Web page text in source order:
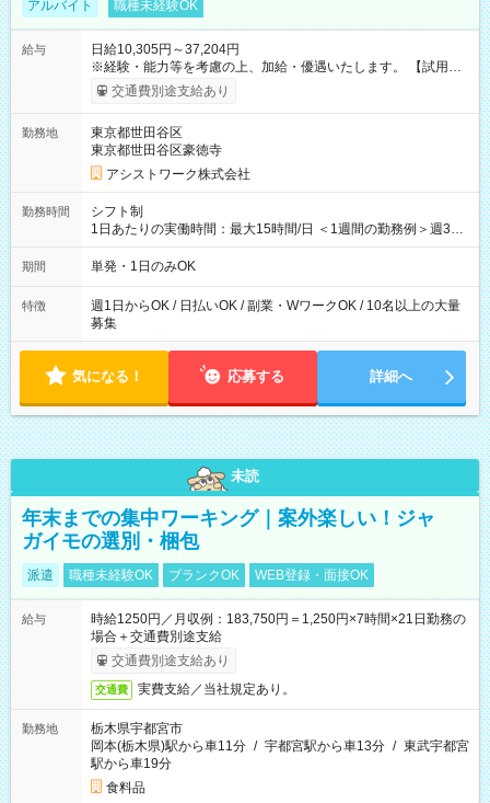
アルバイト 職種未経験OK
給与
日給10,305円～37,204円
※経験・能力等を考慮の上、加給・優遇いたします。 【試用期
間】試用期間なし
交通費別途支給あり
勤務地
東京都世田谷区
東京都世田谷区豪徳寺
アシストワーク株式会社
勤務時間
シフト制
1日あたりの実働時間：最大15時間/日 ＜1週間の勤務例＞週3回
勤務 勤務：月・水・金 休み：火・木・土・日 好きな時にお仕事
可能です！ ※1日あたりの最大実働時間は日勤、夜勤共に勤務し
期間 単発・1日のみOK
特徴
週1日からOK / 日払いOK / 副業・WワークOK / 10名以上の大量
募集
気になる！ 応募する 詳細へ
未読
年末までの集中ワーキング｜案外楽しい！ジャ
ガイモの選別・梱包
派遣 職種未経験OK ブランクOK WEB登録・面接OK
給与
時給1250円／月収例：183,750円＝1,250円×7時間×21日勤務の
場合＋交通費別途支給
交通費別途支給あり
交通費 実費支給／当社規定あり。
勤務地
栃木県宇都宮市
岡本(栃木県)駅から車11分 / 宇都宮駅から車13分 / 東武宇都宮
駅から車19分
食料品